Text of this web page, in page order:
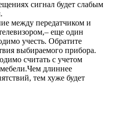
сигнал будет слабым
между передатчиком и
еще один
учесть. Обратите
выбираемого прибора.
считать с учетом
длиннее
тем хуже будет